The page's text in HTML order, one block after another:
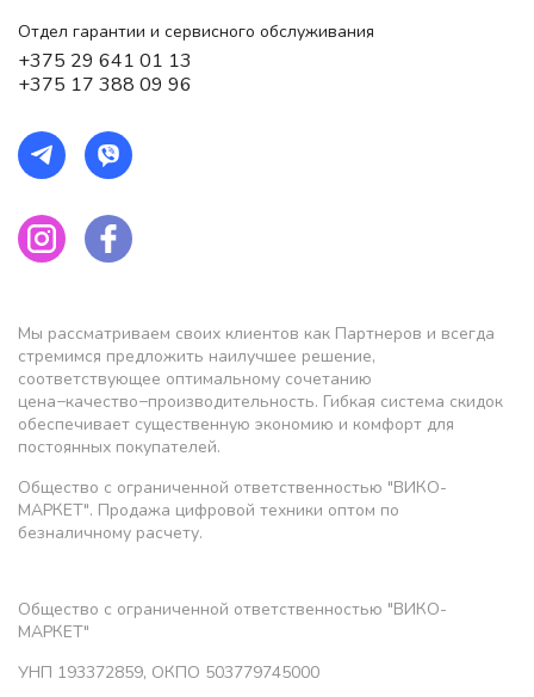
Отдел гарантии и сервисного обслуживания
+375 29 641 01 13
+375 17 388 09 96
Мы рассматриваем своих клиентов как Партнеров и всегда
стремимся предложить наилучшее решение,
соответствующее оптимальному сочетанию
цена−качество−производительность. Гибкая система скидок
обеспечивает существенную экономию и комфорт для
постоянных покупателей.
Общество с ограниченной ответственностью "ВИКО-
МАРКЕТ". Продажа цифровой техники оптом по
безналичному расчету.
Общество с ограниченной ответственностью "ВИКО-
МАРКЕТ"
УНП 193372859, ОКПО 503779745000